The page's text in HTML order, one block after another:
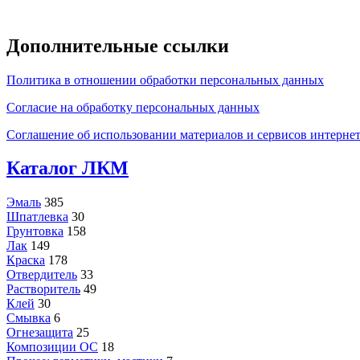
Дополнительные ссылки
Политика в отношении обработки персональных данных
Согласие на обработку персональных данных
Соглашение об использовании материалов и сервисов
Каталог ЛКМ
Эмаль 385
Шпатлевка 30
Грунтовка 158
Лак 149
Краска 178
Отвердитель 33
Растворитель 49
Клей 30
Смывка 6
Огнезащита 25
Композиции ОС 18